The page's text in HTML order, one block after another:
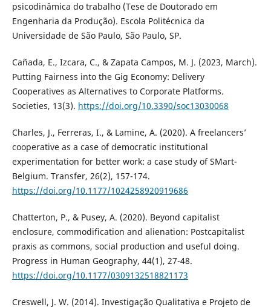
psicodinâmica do trabalho (Tese de Doutorado em
Engenharia da Produção). Escola Politécnica da
Universidade de São Paulo, São Paulo, SP.
Cañada, E., Izcara, C., & Zapata Campos, M. J. (2023, March).
Putting Fairness into the Gig Economy: Delivery
Cooperatives as Alternatives to Corporate Platforms.
Societies, 13(3). https://doi.org/10.3390/soc13030068
Charles, J., Ferreras, I., & Lamine, A. (2020). A freelancers’
cooperative as a case of democratic institutional
experimentation for better work: a case study of SMart-
Belgium. Transfer, 26(2), 157-174.
https://doi.org/10.1177/1024258920919686
Chatterton, P., & Pusey, A. (2020). Beyond capitalist
enclosure, commodification and alienation: Postcapitalist
praxis as commons, social production and useful doing.
Progress in Human Geography, 44(1), 27-48.
https://doi.org/10.1177/0309132518821173
Creswell, J. W. (2014). Investigação Qualitativa e Projeto de